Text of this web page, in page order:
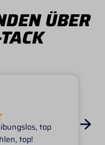
ÜBER
top
top!